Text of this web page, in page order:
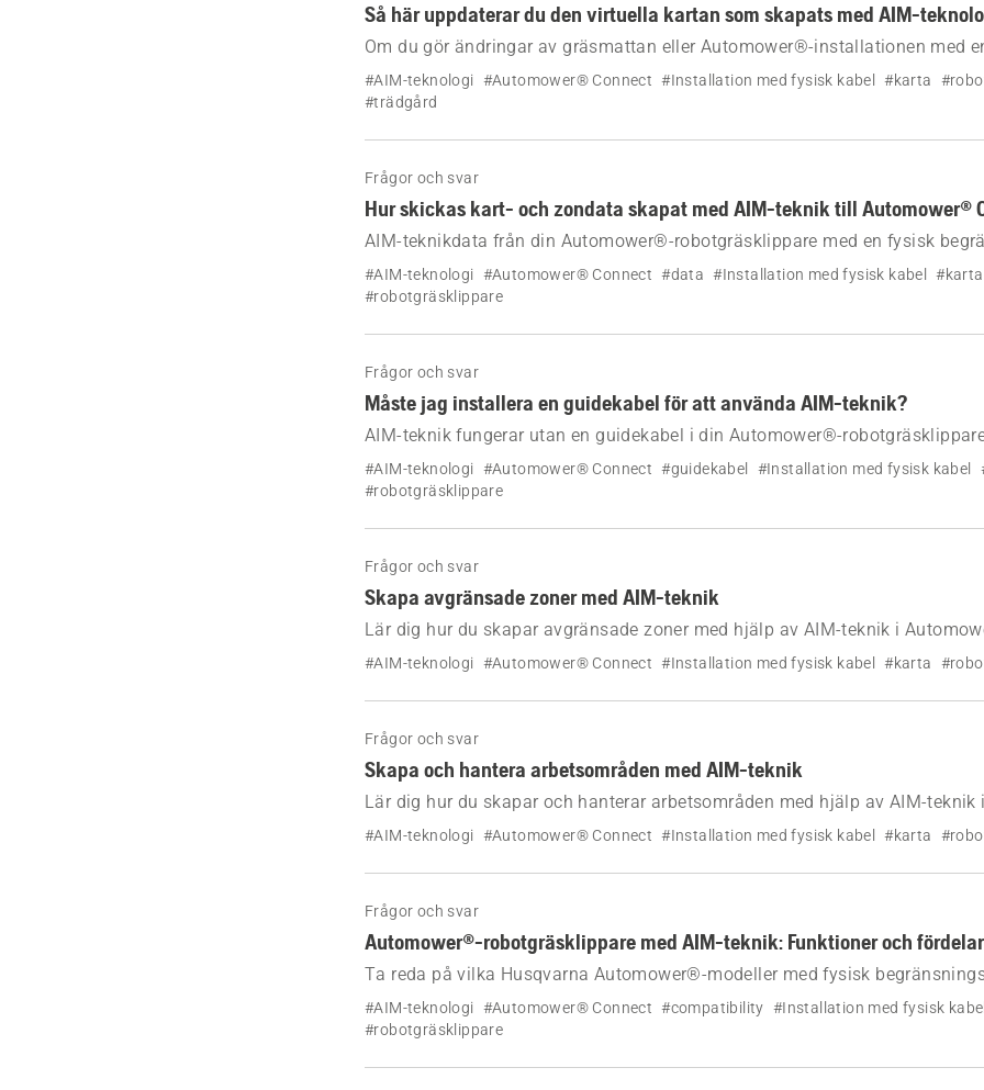
Så här uppdaterar du den virtuella kartan som skapats med AIM-
Om du gör ändringar av gräsmattan eller Automower®-installationen med
begränsningskabel och AIM-teknik kan du skapa en ny virtuell karta. Så här
#AIM-teknologi #Automower® Connect #Installation med fysisk kabel #karta
#trädgård
Frågor och svar
Hur skickas kart- och zondata skapat med AIM-teknik till Automower®
AIM-teknikdata från din Automower®-robotgräsklippare med en fysisk
skickas till Automower® Connect med hjälp av Wi-Fi eller mobilanslutning.
#AIM-teknologi #Automower® Connect #data #Installation med fysisk kabel
#karta
#robotgräsklippare
Frågor och svar
Måste jag installera en guidekabel för att använda AIM-teknik?
AIM-teknik fungerar utan en guidekabel i din Automower®-
begränsningskabel, men den kommer inte att vara lika effektiv.
#AIM-teknologi #Automower® Connect #guidekabel #Installation med fysisk kabel
#robotgräsklippare
Frågor och svar
Skapa avgränsade zoner med AIM-teknik
Lär dig hur du skapar avgränsade zoner med hjälp av AIM-teknik i
robotgräsklipparen med en fysisk begränsningskabel. Följ vår steg-för-
#AIM-teknologi #Automower® Connect #Installation med fysisk kabel #karta
Frågor och svar
Skapa och hantera arbetsområden med AIM-teknik
Lär dig hur du skapar och hanterar arbetsområden med hjälp av AIM-
robotgräsklipparen med en fysisk begränsningskabel.
#AIM-teknologi #Automower® Connect #Installation med fysisk kabel #karta
Frågor och svar
Automower®-robotgräsklippare med AIM-teknik: Funktioner och fördelar
Ta reda på vilka Husqvarna Automower®-modeller med fysisk
stöder AIM-teknik. Lär dig mer om funktioner som virtuell kartläggning,
vägledning i olika modeller.
#AIM-teknologi #Automower® Connect #compatibility #Installation med fysisk kabel
#robotgräsklippare